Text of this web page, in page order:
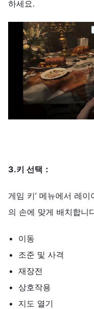
하세요.
3.키 선택：
게임 키’ 메뉴에서 레
의 손에 맞게 배치합니
이동
조준 및 사격
재장전
상호작용
지도 열기